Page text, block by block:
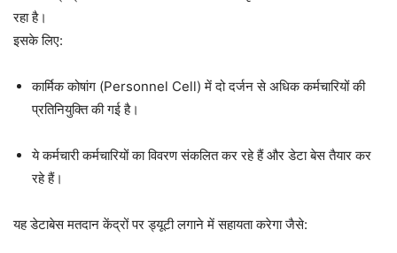
रहा है।
इसके लिए:
कार्मिक कोषांग (Personnel Cell) में दो दर्जन से अधिक कर्मचारियों की
प्रतिनियुक्ति की गई है।
ये कर्मचारी कर्मचारियों का विवरण संकलित कर रहे हैं और डेटा बेस तैयार कर
रहे हैं।
यह डेटाबेस मतदान केंद्रों पर ड्यूटी लगाने में सहायता करेगा जैसे: